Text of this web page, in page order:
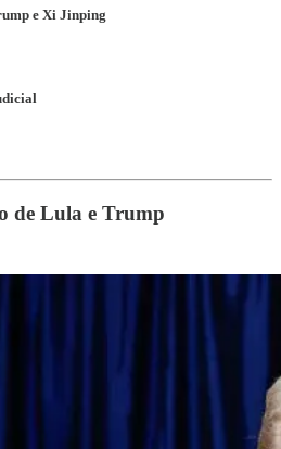
e Xi Jinping
de Lula e Trump